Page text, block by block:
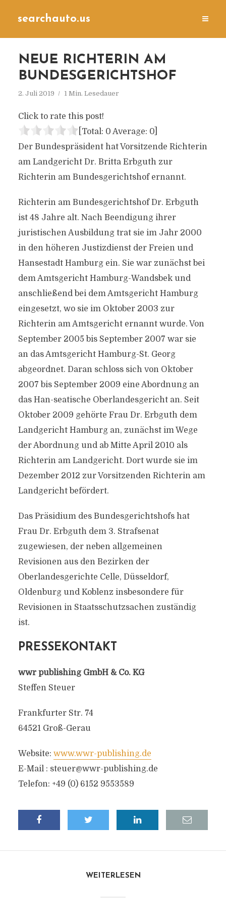
searchauto.us
NEUE RICHTERIN AM
BUNDESGERICHTSHOF
2. Juli 2019 1 Min. Lesedauer
Click to rate this post!
[Total: 0 Average: 0]
Der Bundespräsident hat Vorsitzende Richterin
am Landgericht Dr. Britta Erbguth zur
Richterin am Bundesgerichtshof ernannt.
Richterin am Bundesgerichtshof Dr. Erbguth
ist 48 Jahre alt. Nach Beendigung ihrer
juristischen Ausbildung trat sie im Jahr 2000
in den höheren Justizdienst der Freien und
Hansestadt Hamburg ein. Sie war zunächst bei
dem Amtsgericht Hamburg-Wandsbek und
anschließend bei dem Amtsgericht Hamburg
eingesetzt, wo sie im Oktober 2003 zur
Richterin am Amtsgericht ernannt wurde. Von
September 2005 bis September 2007 war sie
an das Amtsgericht Hamburg-St. Georg
abgeordnet. Daran schloss sich von Oktober
2007 bis September 2009 eine Abordnung an
das Han-seatische Oberlandesgericht an. Seit
Oktober 2009 gehörte Frau Dr. Erbguth dem
Landgericht Hamburg an, zunächst im Wege
der Abordnung und ab Mitte April 2010 als
Richterin am Landgericht. Dort wurde sie im
Dezember 2012 zur Vorsitzenden Richterin am
Landgericht befördert.
Das Präsidium des Bundesgerichtshofs hat
Frau Dr. Erbguth dem 3. Strafsenat
zugewiesen, der neben allgemeinen
Revisionen aus den Bezirken der
Oberlandesgerichte Celle, Düsseldorf,
Oldenburg und Koblenz insbesondere für
Revisionen in Staatsschutzsachen zuständig
ist.
PRESSEKONTAKT
wwr publishing GmbH & Co. KG
Steffen Steuer
Frankfurter Str. 74
64521 Groß-Gerau
Website: www.wwr-publishing.de
E-Mail : steuer@wwr-publishing.de
Telefon: +49 (0) 6152 9553589
WEITERLESEN